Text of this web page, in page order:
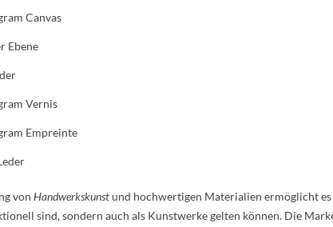
Canvas
Ebene
Vernis
Empreinte
von Handwerkskunstund hochwertigen Materialien ermöglicht
sind, sondern auch als Kunstwerke gelten können. Die